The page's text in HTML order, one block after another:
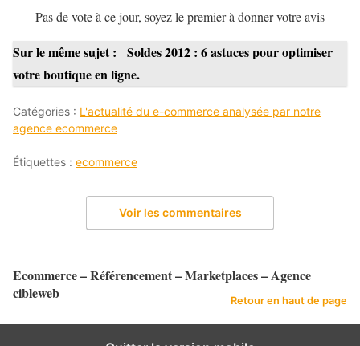
Pas de vote à ce jour, soyez le premier à donner votre avis
Sur le même sujet :
Soldes 2012 : 6 astuces pour optimiser
votre boutique en ligne.
Catégories : L'actualité du e-commerce analysée par notre
agence ecommerce
Étiquettes : ecommerce
Voir les commentaires
Ecommerce – Référencement – Marketplaces – Agence
cibleweb
Retour en haut de page